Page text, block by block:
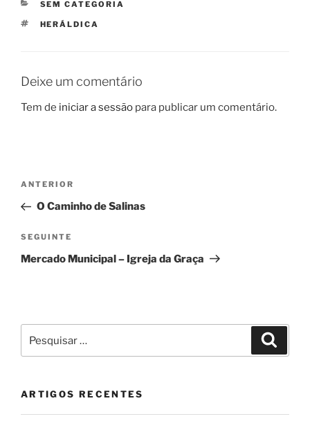
CATEGORIAS
SEM CATEGORIA
ETIQUETAS
HERÁLDICA
Deixe um comentário
Tem de iniciar a sessão para publicar um comentário.
Navegação
artigos
Conteúdo
anterior
ANTERIOR
O Caminho de Salinas
Conteúdo
seguinte
SEGUINTE
Mercado Municipal – Igreja da Graça
por:
ARTIGOS RECENTES